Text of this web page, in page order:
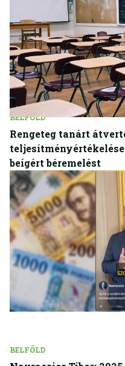
BELFÖLD
Rengeteg tanárt
beígért béremelést
BELFÖLD